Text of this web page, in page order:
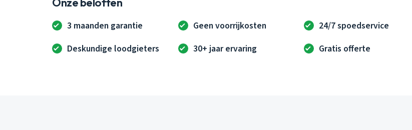
3 maanden garantie Geen voorrijkosten
24/7 spoedservice
Deskundige loodgieters
30+ jaar ervaring Gratis offerte